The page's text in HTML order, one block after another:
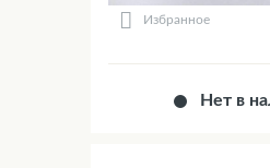
Избранное
Нет в